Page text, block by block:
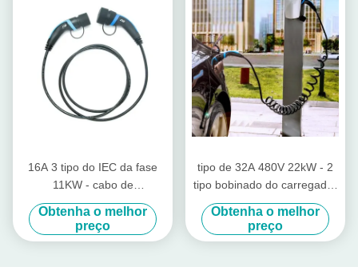
16A 3 tipo do IEC da fase
11KW - cabo de
carregamento do veículo de
2 conectores com cabo de
5m
Obtenha o melhor
preço
tipo de 32A 480V 22kW - 2
tipo bobinado do carregador
2 da C.A. - conector de 2 EV
Obtenha o melhor
preço